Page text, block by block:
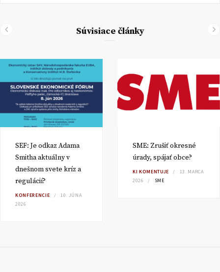
Súvisiace články
SEF: Je odkaz Adama
Smitha aktuálny v
dnešnom svete kríz a
regulácií?
KONFERENCIE
10. JÚNA
2026
SME: Zrušiť okresné
úrady, spájať obce?
KI KOMENTUJE
13. MARCA
2026
SME